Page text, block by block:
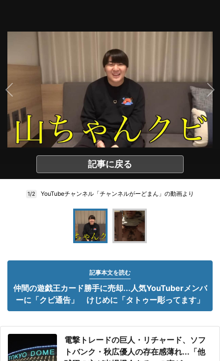
記事に戻る
1/2 YouTubeチャンネル「チャンネルがーどまん」の動画より
記事本文を読む
仲間の遊戯王カード勝手に売却...人気YouTuberメンバ
ーに「クビ通告」 けじめに「タトゥー彫ってます」
電撃トレードの巨人・リチャード、ソフ
トバンク・秋広優人の存在感薄れ...「他